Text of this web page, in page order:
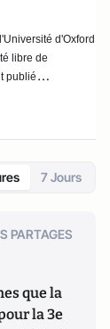
d'Oxford
libre de
publié
européen.
au cœur des
2e édition,
7 Jours
PARTAGES
que la
la 3e